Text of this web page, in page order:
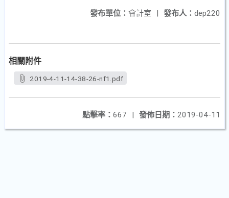
發布人： dep220
發布單位： 會計室 |
相關附件
2019-4-11-14-38-26-nf1.pdf
發佈日期： 2019-04-11
點擊率： 667 |